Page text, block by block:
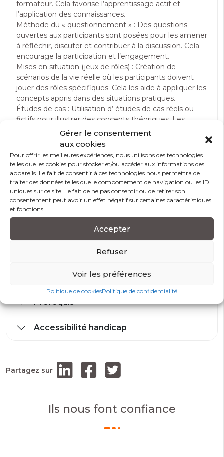
Gérer le consentement
aux cookies
Pour offrir les meilleures expériences, nous utilisons des technologies
telles que les cookies pour stocker et/ou accéder aux informations des
appareils. Le fait de consentir à ces technologies nous permettra de
traiter des données telles que le comportement de navigation ou les ID
uniques sur ce site. Le fait de ne pas consentir ou de retirer son
consentement peut avoir un effet négatif sur certaines caractéristiques
et fonctions.
Accepter
Refuser
Voir les préférences
Politique de cookiesPolitique de confidentialité
formateur. Cela favorise l’apprentissage actif et
l’application des connaissances.
Méthode du « questionnement » : Des questions
ouvertes aux participants sont posées pour les amener
à réfléchir, discuter et contribuer à la discussion. Cela
encourage la participation et l’engagement.
Mises en situation (jeux de rôles) : Création de
scénarios de la vie réelle où les participants doivent
jouer des rôles spécifiques. Cela les aide à appliquer les
concepts appris dans des situations pratiques.
Études de cas : Utilisation d’ études de cas réels ou
fictifs pour illustrer des concepts théoriques. Les
participants peuvent analyser ces cas et discuter des
les débats sur des sujets pertinents à la formation.
Cela stimule la réflexion critique et l’expression
d’opinions personnelles.
Exercices pratiques : Les formateurs donnent aux
participants des tâches pratiques à accomplir.
Modalités et conditions d’accès
Modalité d’évaluation
Prérequis
Accessibilité handicap
Partagez sur
Ils nous font confiance